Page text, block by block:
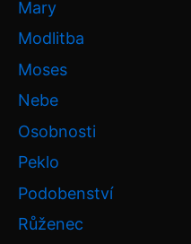
Mary
Modlitba
Moses
Nebe
Osobnosti
Peklo
Podobenství
Růženec